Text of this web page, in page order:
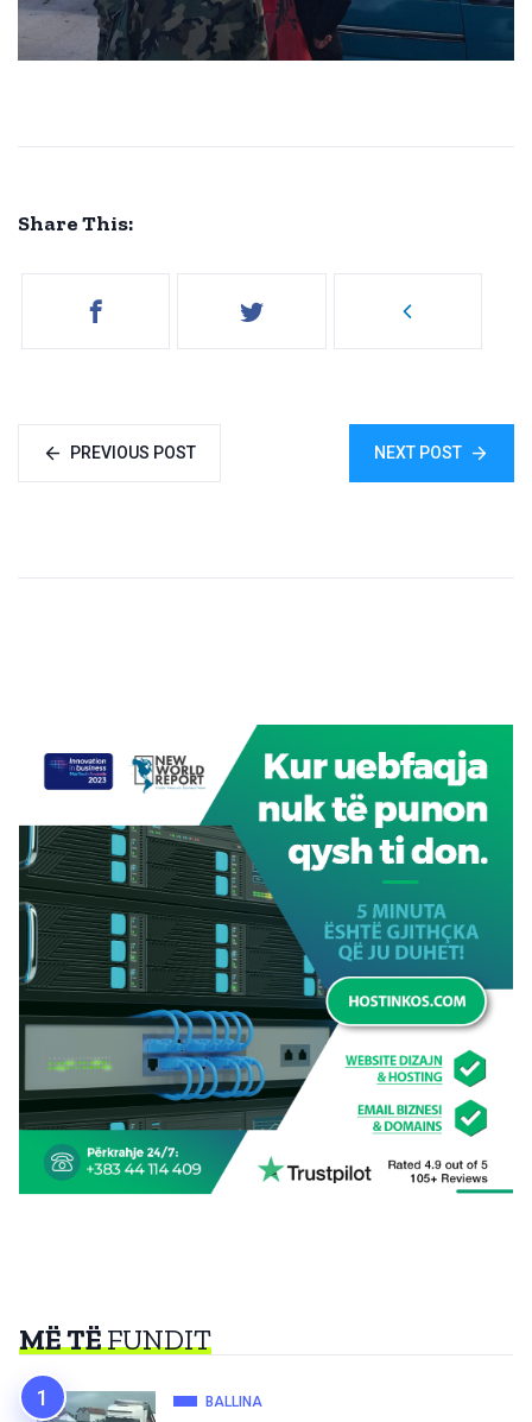
Share This:
PREVIOUS POST NEXT POST
MË TËFUNDIT
BALLINA